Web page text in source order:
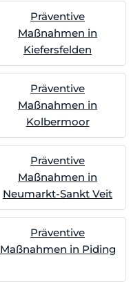
Präventive
Maßnahmen in
Kiefersfelden
Präventive
Maßnahmen in
Kolbermoor
Präventive
Maßnahmen in
Neumarkt-Sankt Veit
Präventive
Maßnahmen in Piding